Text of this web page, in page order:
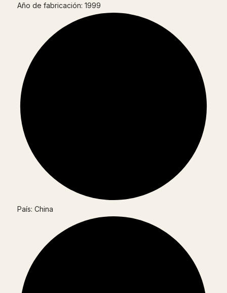
Año de fabricación: 1999
País: China